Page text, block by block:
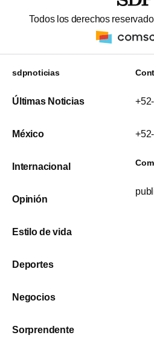
Todos los derechos
sdpnoticias
Últimas Noticias
México
Internacional
Opinión
Estilo de vida
Deportes
Negocios
Sorprendente